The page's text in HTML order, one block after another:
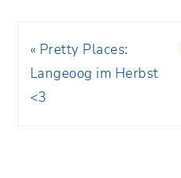
« Pretty Places:
Langeoog im Herbst
<3